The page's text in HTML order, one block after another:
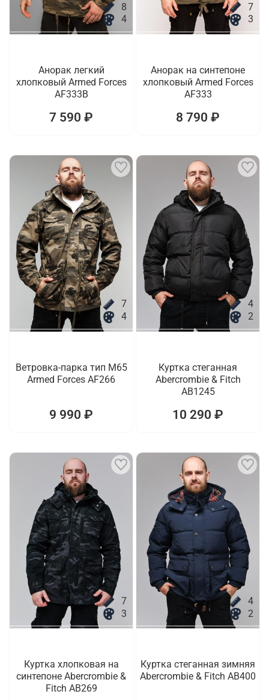
8
4
Анорак легкий
хлопковый Armed Forces
AF333B
7 590 ₽
7
3
Анорак на синтепоне
хлопковый Armed Forces
AF333
8 790 ₽
7
4
Ветровка-парка тип M65
Armed Forces AF266
9 990 ₽
4
2
Куртка стеганная
Abercrombie & Fitch
AB1245
10 290 ₽
7
3
Куртка хлопковая на
синтепоне Abercrombie &
Fitch AB269
4
2
Куртка стеганная зимняя
Abercrombie & Fitch AB400